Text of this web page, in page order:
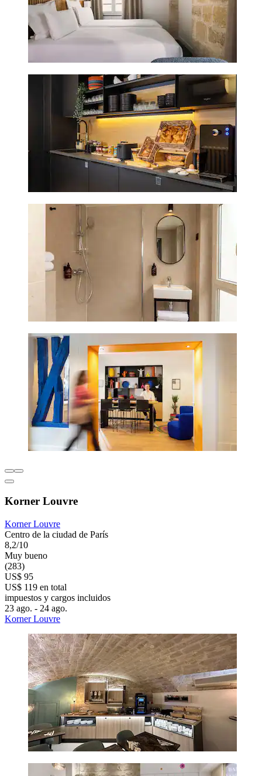
Korner Louvre
Korner Louvre
Centro de la ciudad de París
8,2/10
Muy bueno
(283)
US$ 95
US$ 119 en total
impuestos y cargos incluidos
23 ago. - 24 ago.
Korner Louvre